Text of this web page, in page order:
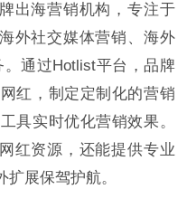
出海营销机构，专注于
外社交媒体营销、海外
通过Hotlist平台，品牌
红，制定定制化的营销
具实时优化营销效果。
红资源，还能提供专业
展保驾护航。